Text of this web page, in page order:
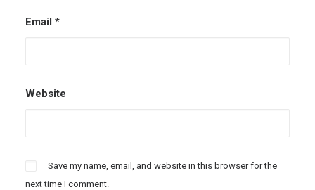
Email *
Website
Save my name, email, and website in this browser for the
next time I comment.